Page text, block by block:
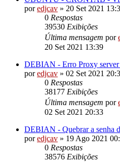
poredjcav » 20 Set 2021
0 Respostas
39530 Exibições
Última mensagem por
20 Set 2021 13:39
DEBIAN - Erro Proxy
poredjcav » 02 Set 2021
0 Respostas
38177 Exibições
Última mensagem por
02 Set 2021 20:33
DEBIAN - Quebrar a senha
poredjcav » 19 Ago 2021
0 Respostas
38576 Exibições